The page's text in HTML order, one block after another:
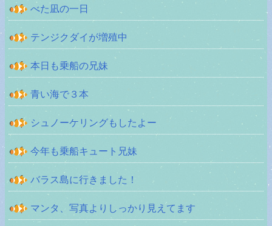
べた凪の一日
テンジクダイが増殖中
本日も乗船の兄妹
青い海で３本
シュノーケリングもしたよー
今年も乗船キュート兄妹
バラス島に行きました！
マンタ、写真よりしっかり見えてます